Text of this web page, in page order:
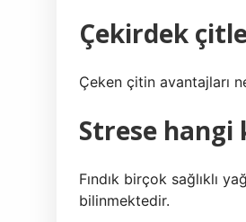
Çekirdek
Çeken çitin avantajları
Strese
Fındık birçok sağlıklı
bilinmektedir.